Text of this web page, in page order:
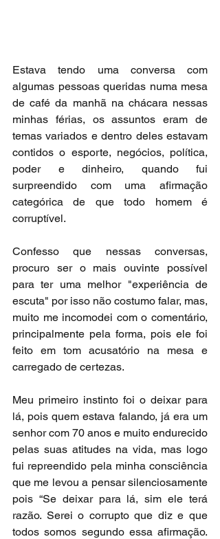
Estava tendo uma conversa com
algumas pessoas queridas numa mesa
de café da manhã na chácara nessas
minhas férias, os assuntos eram de
temas variados e dentro deles estavam
contidos o esporte, negócios, política,
poder e dinheiro, quando fui
surpreendido com uma afirmação
categórica de que todo homem é
corruptível.
Confesso que nessas conversas,
procuro ser o mais ouvinte possível
para ter uma melhor "experiência de
escuta" por isso não costumo falar, mas,
muito me incomodei com o comentário,
principalmente pela forma, pois ele foi
feito em tom acusatório na mesa e
carregado de certezas.
Meu primeiro instinto foi o deixar para
lá, pois quem estava falando, já era um
senhor com 70 anos e muito endurecido
pelas suas atitudes na vida, mas logo
fui repreendido pela minha consciência
que me levou a pensar silenciosamente
pois “Se deixar para lá, sim ele terá
razão. Serei o corrupto que diz e que
todos somos segundo essa afirmação.